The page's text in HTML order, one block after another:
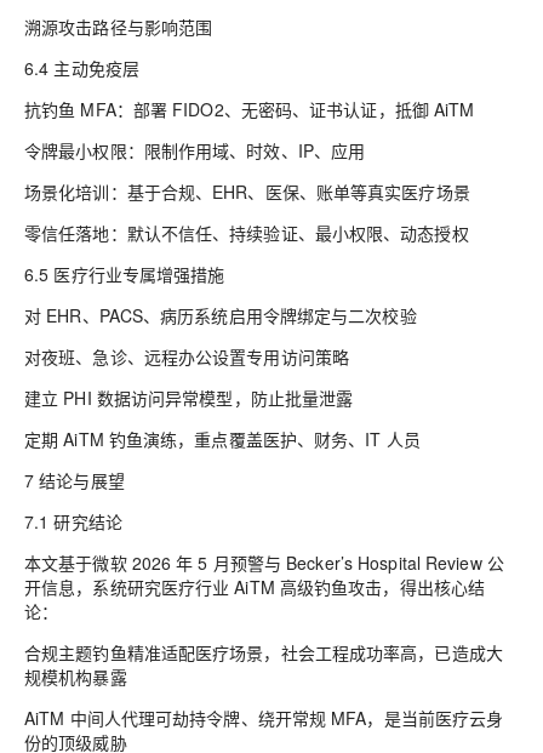
溯源攻击路径与影响范围
6.4 主动免疫层
抗钓鱼 MFA：部署 FIDO2、无密码、证书认证，抵御 AiTM
令牌最小权限：限制作用域、时效、IP、应用
场景化培训：基于合规、EHR、医保、账单等真实医疗场景
零信任落地：默认不信任、持续验证、最小权限、动态授权
6.5 医疗行业专属增强措施
对 EHR、PACS、病历系统启用令牌绑定与二次校验
对夜班、急诊、远程办公设置专用访问策略
建立 PHI 数据访问异常模型，防止批量泄露
定期 AiTM 钓鱼演练，重点覆盖医护、财务、IT 人员
7 结论与展望
7.1 研究结论
本文基于微软 2026 年 5 月预警与 Becker’s Hospital Review 公
开信息，系统研究医疗行业 AiTM 高级钓鱼攻击，得出核心结
论：
合规主题钓鱼精准适配医疗场景，社会工程成功率高，已造成大
规模机构暴露
AiTM 中间人代理可劫持令牌、绕开常规 MFA，是当前医疗云身
份的顶级威胁